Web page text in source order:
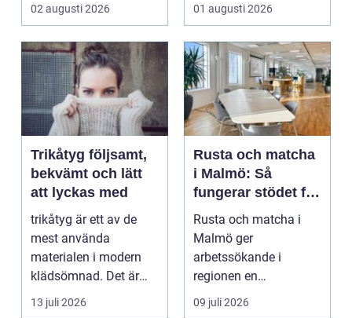
02 augusti 2026 01 augusti 2026
Trikåtyg följsamt,
bekvämt och lätt
att lyckas med
trikåtyg är ett av de
mest använda
materialen i modern
klädsömnad. Det är
mjukt, elastiskt och
13 juli 2026
Rusta och matcha
i Malmö: Så
fungerar stödet för
dig som söker
jobb
Rusta och matcha i
Malmö ger
arbetssökande i
regionen en
strukturerad och
09 juli 2026